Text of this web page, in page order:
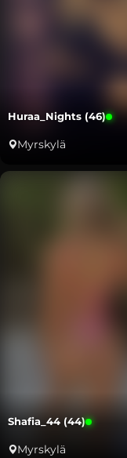
Huraa_Nights (46)
Myrskylä
Shafia_44 (44)
Myrskylä